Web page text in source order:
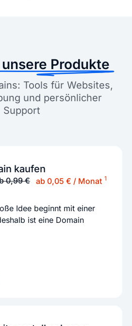
unsere Produkte
Tools für Websites,
und persönlicher
Support
kaufen
0,99 € ab 0,05 € / Monat 1
Idee beginnt mit einer
ist eine Domain